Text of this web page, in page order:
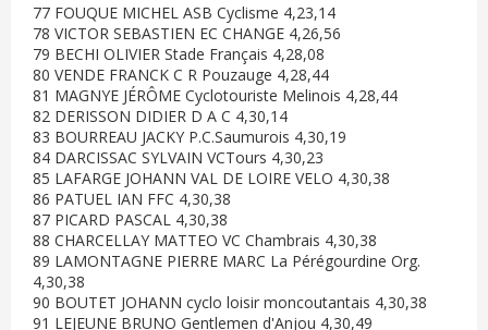
77 FOUQUE MICHEL ASB Cyclisme 4,23,14
78 VICTOR SEBASTIEN EC CHANGE 4,26,56
79 BECHI OLIVIER Stade Français 4,28,08
80 VENDE FRANCK C R Pouzauge 4,28,44
81 MAGNYE JÉRÔME Cyclotouriste Melinois 4,28,44
82 DERISSON DIDIER D A C 4,30,14
83 BOURREAU JACKY P.C.Saumurois 4,30,19
84 DARCISSAC SYLVAIN VCTours 4,30,23
85 LAFARGE JOHANN VAL DE LOIRE VELO 4,30,38
86 PATUEL IAN FFC 4,30,38
87 PICARD PASCAL 4,30,38
88 CHARCELLAY MATTEO VC Chambrais 4,30,38
89 LAMONTAGNE PIERRE MARC La Pérégourdine Org.
4,30,38
90 BOUTET JOHANN cyclo loisir moncoutantais 4,30,38
91 LEJEUNE BRUNO Gentlemen d'Anjou 4,30,49